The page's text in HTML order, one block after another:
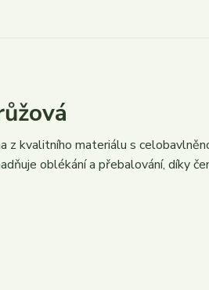
z kvalitního materiálu s
oblékání a přebalování, díky